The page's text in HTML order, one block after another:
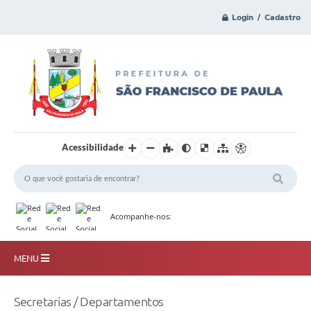
Login / Cadastro
Acessibilidade
Acompanhe-nos:
MENU
Secretarias / Departamentos